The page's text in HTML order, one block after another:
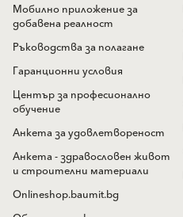
Мобилно приложение за
добавена реалност
Ръководства за полагане
Гаранционни условия
Център за професионално
обучение
Анкета за удовлетвореност
Анкета - здравословен живот
и строителни материали
Onlineshop.baumit.bg